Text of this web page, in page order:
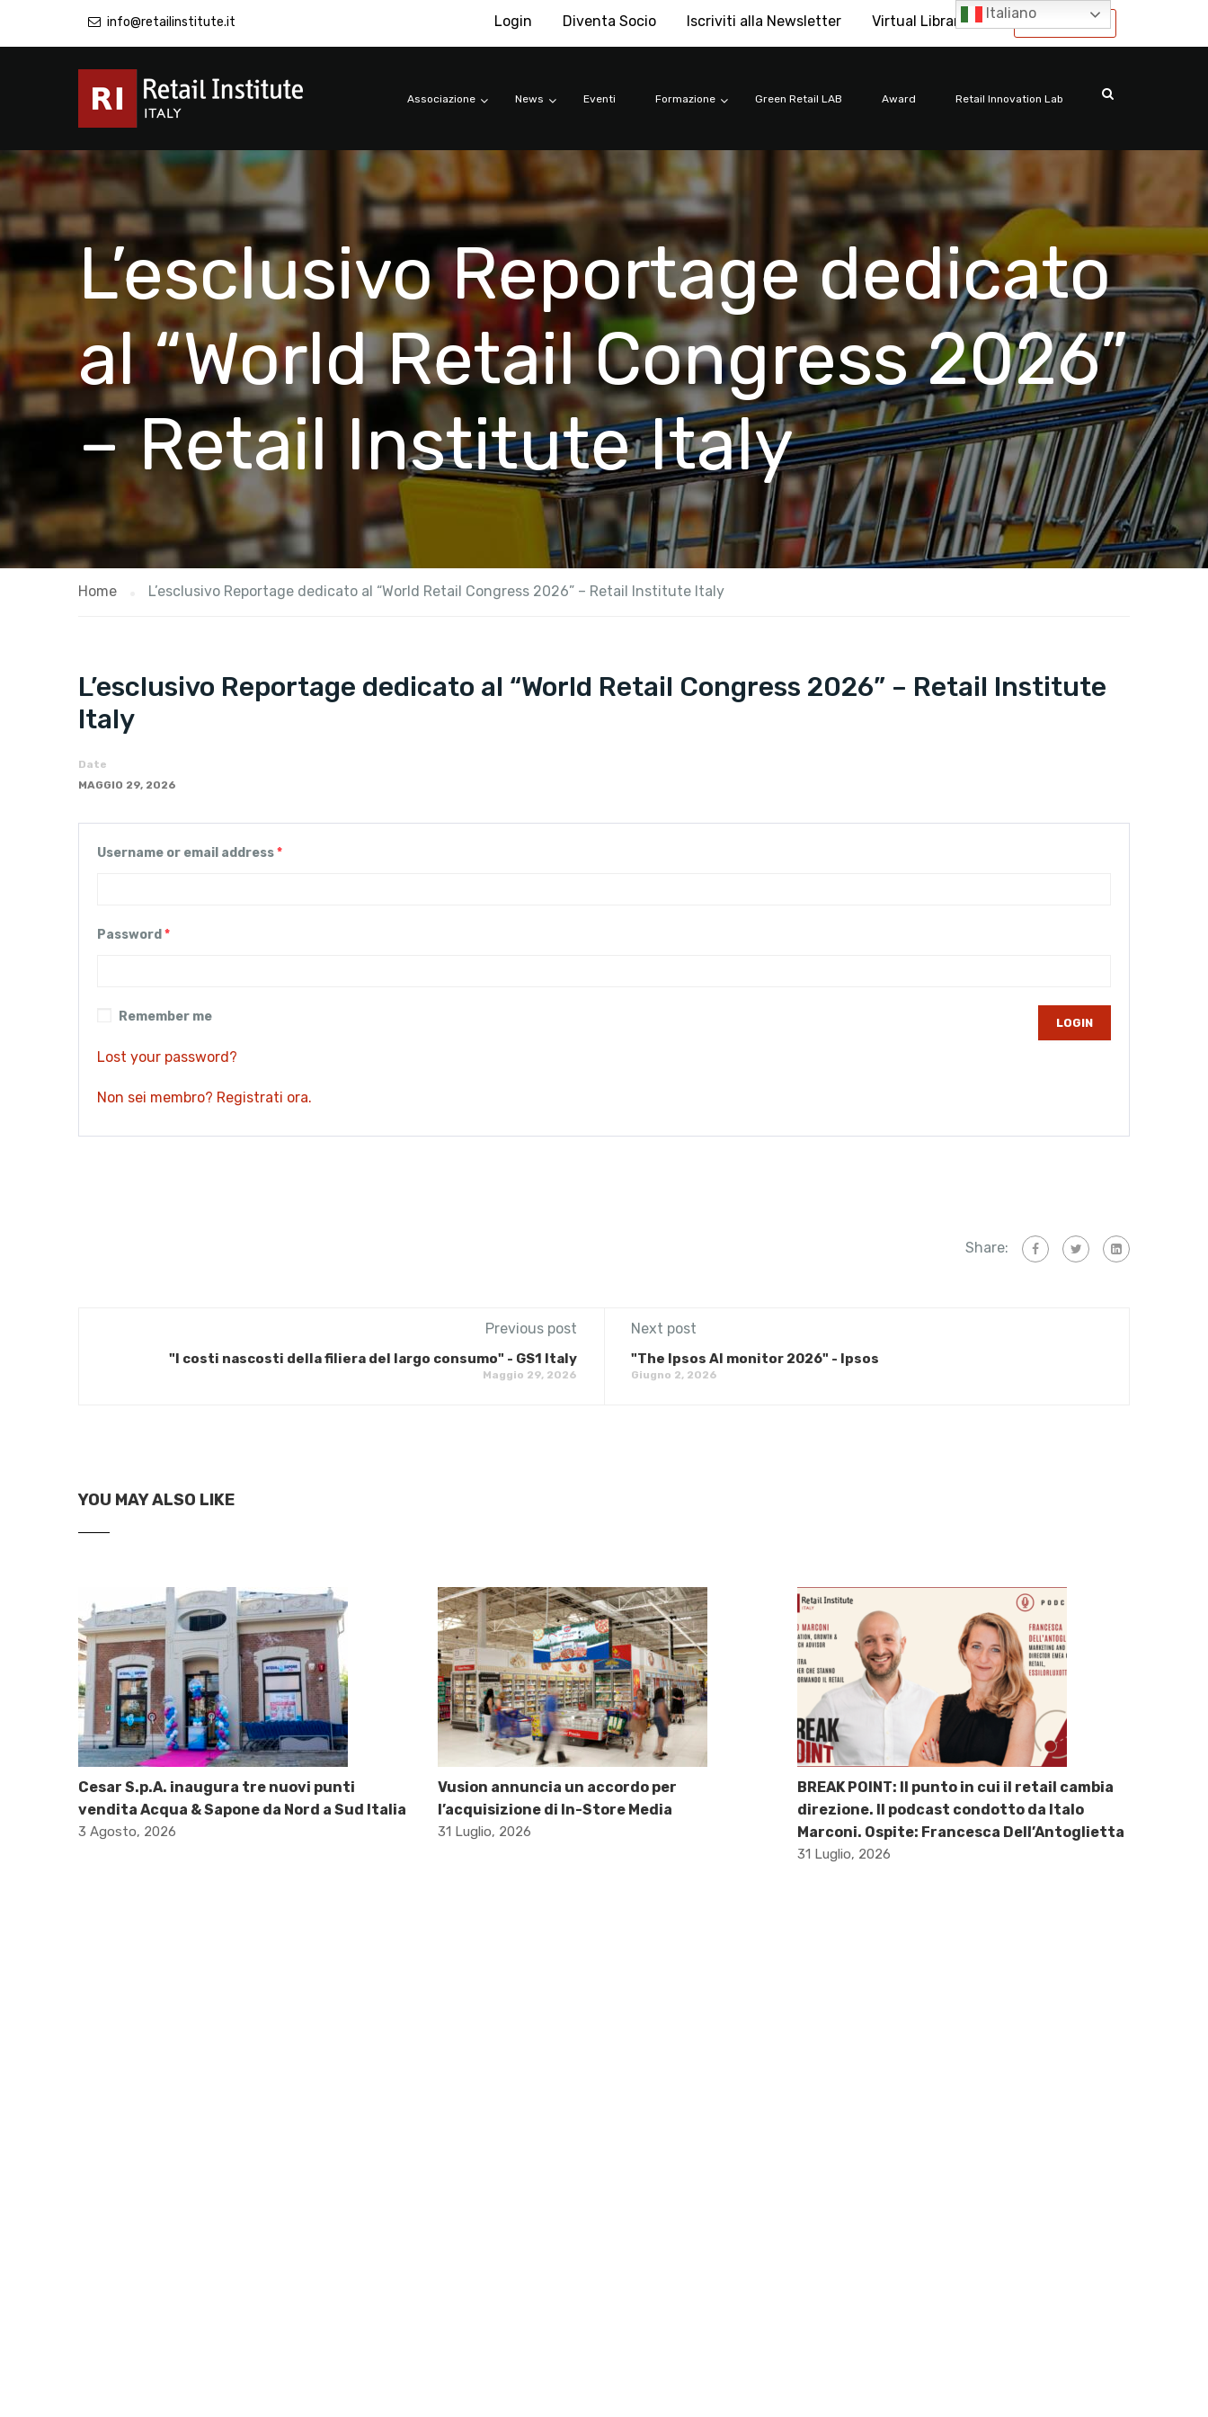
info@retailinstitute.it International
Login Diventa Socio Iscriviti alla Newsletter Virtual Library
Associazione News Eventi Formazione Green Retail LAB Award Retail Innovation Lab
L’esclusivo Reportage dedicato
al “World Retail Congress 2026”
– Retail Institute Italy
Home L’esclusivo Reportage dedicato al “World Retail Congress 2026” – Retail Institute Italy
L’esclusivo Reportage dedicato al “World Retail Congress 2026” – Retail Institute
Italy
Date
MAGGIO 29, 2026
Username or email address*
Password *
Remember me
Lost your password?
Non sei membro? Registrati ora.
Share:
Previous post
"I costi nascosti della filiera del largo consumo" - GS1 Italy
Maggio 29, 2026
Next post
"The Ipsos AI monitor 2026" - Ipsos
Giugno 2, 2026
YOU MAY ALSO LIKE
Cesar S.p.A. inaugura tre nuovi punti
vendita Acqua & Sapone da Nord a Sud Italia
3 Agosto, 2026
Vusion annuncia un accordo per
l’acquisizione di In-Store Media
31 Luglio, 2026
BREAK POINT: Il punto in cui il retail cambia
direzione. Il podcast condotto da Italo
Marconi. Ospite: Francesca Dell’Antoglietta
31 Luglio, 2026
Italiano